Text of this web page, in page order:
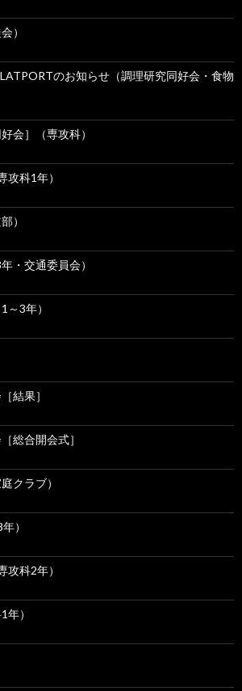
）
のお知らせ（調理研究同好会・食物
会］（専攻科）
攻科1年）
）
・交通委員会）
3年）
結果］
総合開会式］
クラブ）
）
攻科2年）
）